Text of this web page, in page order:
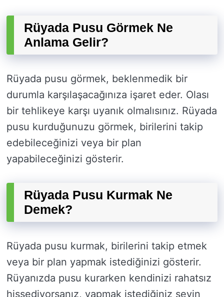
Rüyada Pusu Görmek Ne
Anlama Gelir?
Rüyada pusu görmek, beklenmedik bir
durumla karşılaşacağınıza işaret eder. Olası
bir tehlikeye karşı uyanık olmalısınız. Rüyada
pusu kurduğunuzu görmek, birilerini takip
edebileceğinizi veya bir plan
yapabileceğinizi gösterir.
Rüyada Pusu Kurmak Ne
Demek?
Rüyada pusu kurmak, birilerini takip etmek
veya bir plan yapmak istediğinizi gösterir.
Rüyanızda pusu kurarken kendinizi rahatsız
hissediyorsanız, yapmak istediğiniz şeyin